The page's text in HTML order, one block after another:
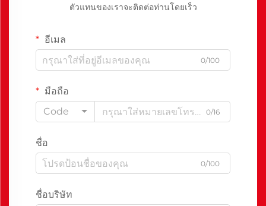
ตัวแทนของเราจะติดต่อท่านโดยเร็ว
อีเมล
0/100
มือถือ
Code
0/16
ชื่อ
0/100
ชื่อบริษัท